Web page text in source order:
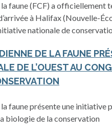
faune (FCF) a officiellement
à Halifax (Nouvelle-
nationale de
DE LA FAUNE
DE L’OUEST AU
faune présente une initiative
biologie de la conservation